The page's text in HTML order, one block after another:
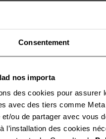
Consentement
nos importa
des cookies pour assurer
avec des tiers comme
et/ou de partager avec vous
l’installation des cookies